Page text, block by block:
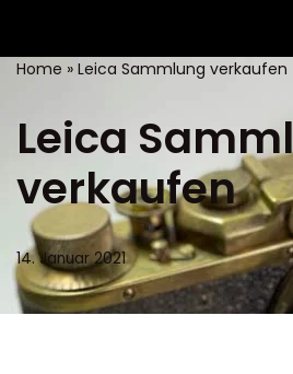
Zum
Home » Leica Sammlung verkaufen
Leica
verkaufen
14. Januar 2021